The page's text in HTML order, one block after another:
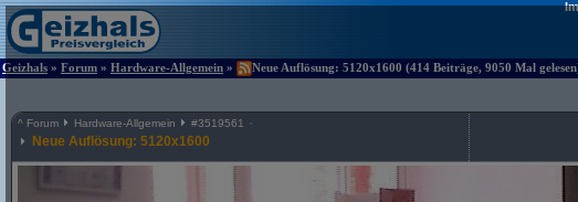
Geizhals » Forum » Hardware-Allgemein » Neue Auflösung: 5120x1600 (414 Beiträge, 9050 Mal
^ Forum Hardware-Allgemein #3519561
Neue Auflösung: 5120x1600